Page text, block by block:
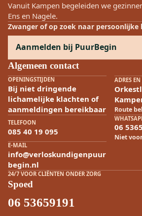
Vanuit Kampen begeleiden we
Ens en Nagele.
Zwanger of op zoek naar persoonlijke
Aanmelden bij PuurBegin
Algemeen contact
OPENINGSTIJDEN
Bij niet dringende
lichamelijke klachten of
aanmeldingen bereikbaar
ADRES EN
Route
TELEFOON
085 40 19 095 06
Niet
E-MAIL
info@verloskundigenpuur
begin.nl
24/7 VOOR CLIËNTEN ONDER ZORG
Spoed
06 53659191